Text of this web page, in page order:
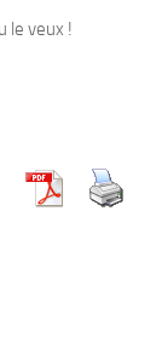
le veux !